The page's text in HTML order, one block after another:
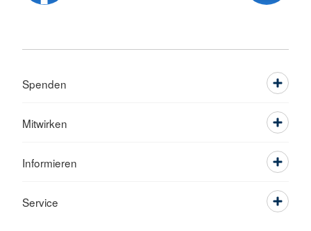
Spenden
Mitwirken
Informieren
Service